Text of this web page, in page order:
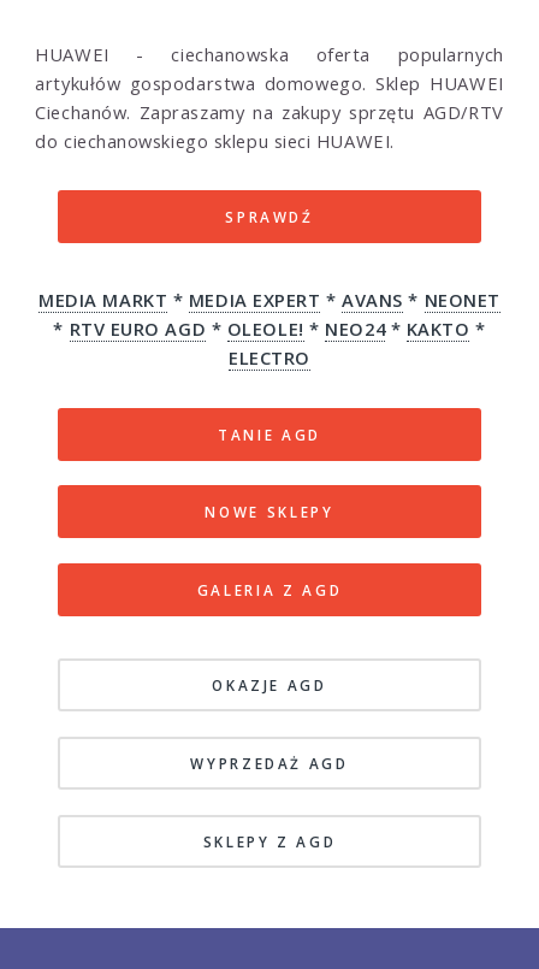
HUAWEI - ciechanowska oferta popularnych
artykułów gospodarstwa domowego. Sklep HUAWEI
Ciechanów. Zapraszamy na zakupy sprzętu AGD/RTV
do ciechanowskiego sklepu sieci HUAWEI.
SPRAWDŹ
MEDIA MARKT * MEDIA EXPERT *AVANS * NEONET
* RTV EURO AGD * OLEOLE! * NEO24* KAKTO *
ELECTRO
TANIE AGD
NOWE SKLEPY
GALERIA Z AGD
OKAZJE AGD
WYPRZEDAŻ AGD
SKLEPY Z AGD